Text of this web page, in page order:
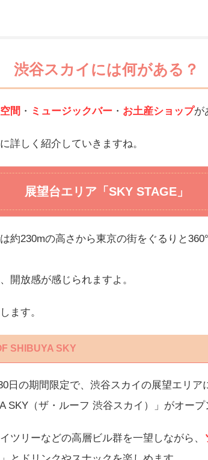
渋谷スカイには何がある？
間 ・ ミュージックバー ・ お土産ショップが
詳しく紹介していきますね。
展望台エリア「SKY STAGE」
約230mの高さから東京の街をぐるりと
開放感が感じられますよ。
ます。
SHIBUYA SKY
日の期間限定で、渋谷スカイの展望エリア
SKY（ザ・ルーフ 渋谷スカイ）」がオープ
ツリーなどの高層ビル群を一望しながら、